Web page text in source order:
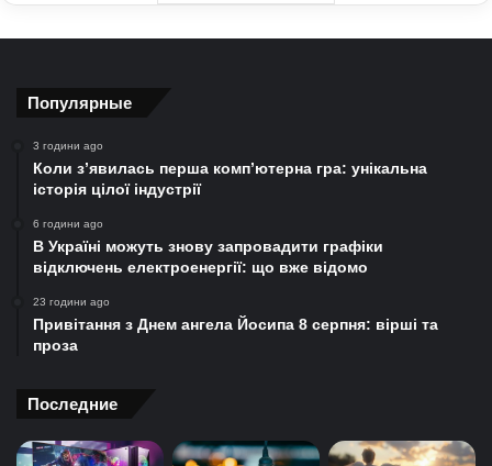
Популярные
3 години ago
Коли з’явилась перша комп’ютерна гра: унікальна
історія цілої індустрії
6 години ago
В Україні можуть знову запровадити графіки
відключень електроенергії: що вже відомо
23 години ago
Привітання з Днем ангела Йосипа 8 серпня: вірші та
проза
Последние